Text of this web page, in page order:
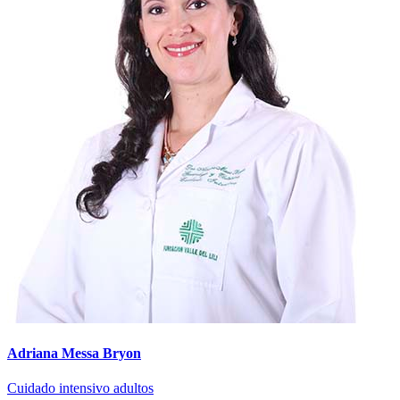
Adriana Messa Bryon
Cuidado intensivo adultos